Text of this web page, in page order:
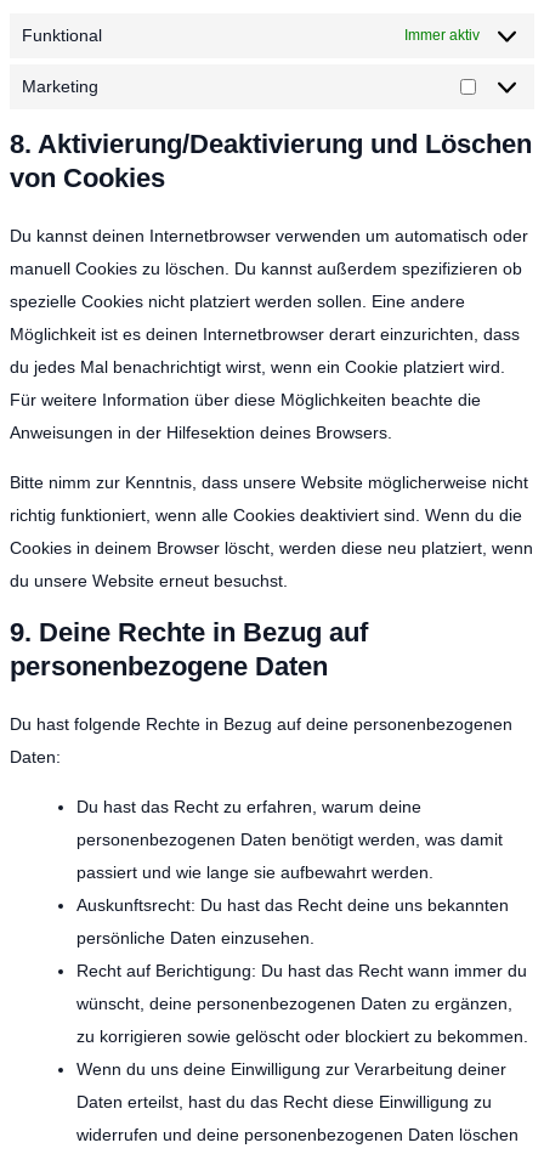
Funktional Immer aktiv
Marketing
8. Aktivierung/Deaktivierung und Löschen
von Cookies
Du kannst deinen Internetbrowser verwenden um automatisch oder
manuell Cookies zu löschen. Du kannst außerdem spezifizieren ob
spezielle Cookies nicht platziert werden sollen. Eine andere
Möglichkeit ist es deinen Internetbrowser derart einzurichten, dass
du jedes Mal benachrichtigt wirst, wenn ein Cookie platziert wird.
Für weitere Information über diese Möglichkeiten beachte die
Anweisungen in der Hilfesektion deines Browsers.
Bitte nimm zur Kenntnis, dass unsere Website möglicherweise nicht
richtig funktioniert, wenn alle Cookies deaktiviert sind. Wenn du die
Cookies in deinem Browser löscht, werden diese neu platziert, wenn
du unsere Website erneut besuchst.
9. Deine Rechte in Bezug auf
personenbezogene Daten
Du hast folgende Rechte in Bezug auf deine personenbezogenen
Daten:
Du hast das Recht zu erfahren, warum deine
personenbezogenen Daten benötigt werden, was damit
passiert und wie lange sie aufbewahrt werden.
Auskunftsrecht: Du hast das Recht deine uns bekannten
persönliche Daten einzusehen.
Recht auf Berichtigung: Du hast das Recht wann immer du
wünscht, deine personenbezogenen Daten zu ergänzen,
zu korrigieren sowie gelöscht oder blockiert zu bekommen.
Wenn du uns deine Einwilligung zur Verarbeitung deiner
Daten erteilst, hast du das Recht diese Einwilligung zu
widerrufen und deine personenbezogenen Daten löschen